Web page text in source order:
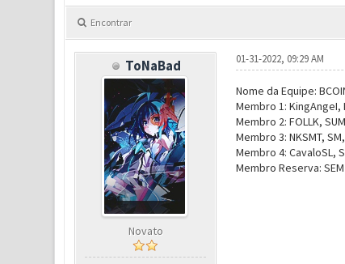
Encontrar
ToNaBad
Novato
01-31-2022, 09:29 AM
Nome da Equipe:
Membro 1: KingAngeI,
Membro 2: FOLLK,
Membro 3: NKSMT,
Membro 4: CavaloSL,
Membro Reserva: SEM